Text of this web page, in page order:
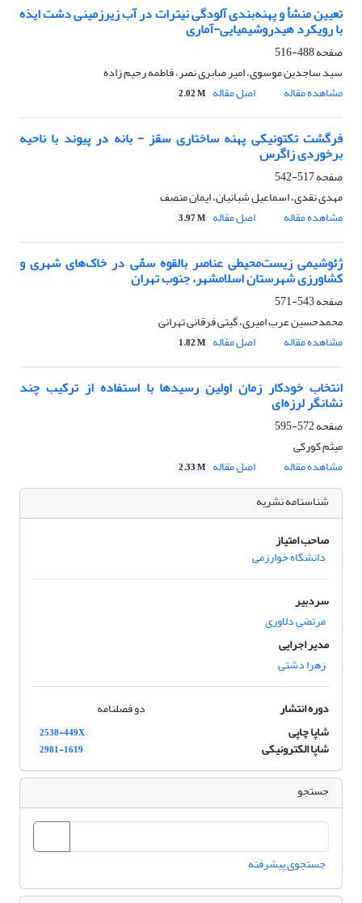
تعیین منشأ و پهنه‌بندی آلودگی نیترات در آب زیرزمینی دشت ایذه
با رویکرد هیدروشیمیایی-آماری
صفحه488-516
سید ساجدین موسوی، امیر صابری نصر، فاطمه رحیم زاده
مشاهده مقاله
اصل مقاله 2.02 M
فرگشت تکتونیکی پهنه ساختاری سقز - بانه در پیوند با ناحیه
برخوردی زاگرس
صفحه517-542
مهدی نقدی، اسماعیل شبانیان، ایمان منصف
مشاهده مقاله
اصل مقاله 3.97 M
ژئوشیمی زیست‌محیطی عناصر بالقوه سمّی در خاک‌های شهری و
کشاورزی شهرستان اسلامشهر، جنوب تهران
صفحه543-571
محمدحسین عرب امیری، گیتی فرقانی تهرانی
مشاهده مقاله
اصل مقاله 1.82 M
انتخاب خودکار زمان اولین رسیدها با استفاده از ترکیب چند
نشانگر لرزه‌ای
صفحه572-595
میثم کورکی
مشاهده مقاله
اصل مقاله 2.33 M
شناسنامه نشریه
صاحب امتیاز
دانشگاه خوارزمی
سردبیر
مرتضی دلاوری
مدیر اجرایی
زهرا دشتی
دوره انتشار
دو فصلنامه
شاپا چاپی
2538-449X
شاپا الکترونیکی 2981-1619
جستجو
جستجوی پیشرفته